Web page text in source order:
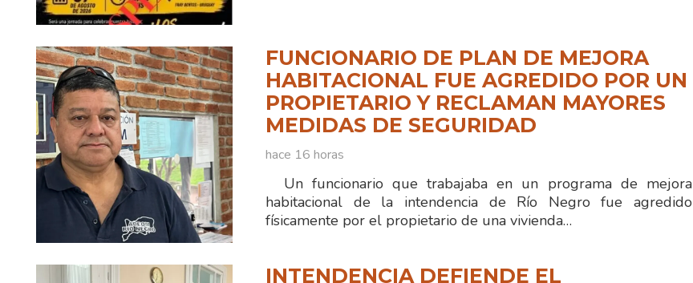
FUNCIONARIO DE PLAN DE MEJORA
HABITACIONAL FUE AGREDIDO POR UN
PROPIETARIO Y RECLAMAN MAYORES
MEDIDAS DE SEGURIDAD
hace 16 horas
Un funcionario que trabajaba en un programa de mejora
habitacional de la intendencia de Río Negro fue agredido
físicamente por el propietario de una vivienda…
INTENDENCIA DEFIENDE EL